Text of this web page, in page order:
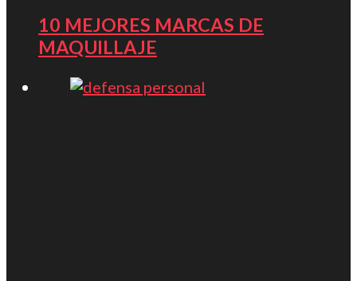
10 MEJORES MARCAS DE
MAQUILLAJE